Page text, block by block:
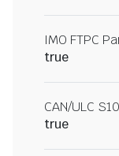
IMO FTPC
true
CAN/ULC
true